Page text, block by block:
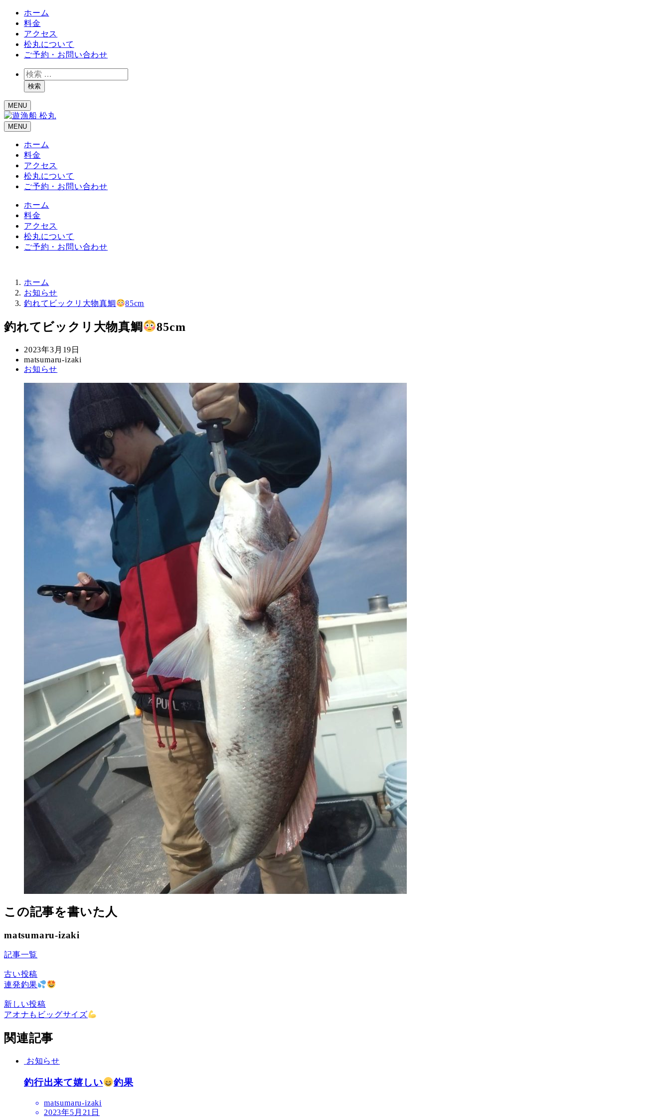
ホーム
料金
アクセス
松丸について
ご予約・お問い合わせ
検
索検索
MENU
MENU
ホーム
料金
アクセス
松丸について
ご予約・お問い合わせ
ホーム
料金
アクセス
松丸について
ご予約・お問い合わせ
ホーム
お知らせ
釣れてビックリ大物真鯛
85cm
釣れてビックリ大物真鯛 85cm
投
稿
日
2023年3月19日
著
者
matsumaru-izaki
カ
お知らせ
この記事を書いた人
matsumaru-izaki
記事一覧
古い投稿
連発釣果
新しい投稿
アオナもビッグサイズ
関連記事
お知らせ
釣行出来て嬉しい 釣果
matsumaru-izaki
2023年5月21日